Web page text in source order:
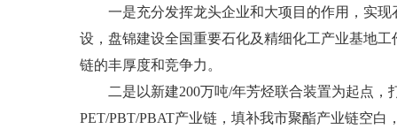
一是充分发挥龙头企业和大项目的作用，实现
设，盘锦建设全国重要石化及精细化工产业基地
链的丰厚度和竞争力。
二是以新建200万吨/年芳烃联合装置为起点，
PET/PBT/PBAT产业链，填补我市聚酯产业链空